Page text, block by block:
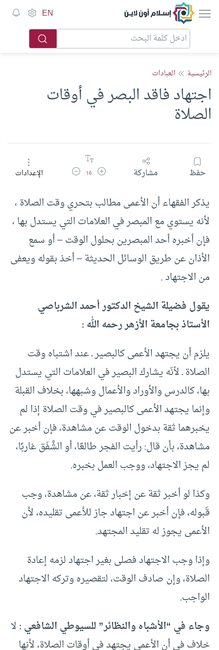
إسلام أون لاين EN
الرئيسية العبادات
اجتهاد فاقد البصر في أوقات
الصلاة
حفظ مشاركة زيادة حجم الخط
16 تقليل حجم الخطالإعدادات
يذكر الفقهاء أن الأعمى مطالب بتحري وقت الصلاة ،
لأنه يستوي مع المبصر في العلامات التي يستدل بها ،
فإن أخبره أحد المبصرين بحلول الوقت – أو سمع
الأذان عن طريق الوسائل الحديثة – أخذ بقوله ويعفى
من الاجتهاد .
يقول فضيلة الشيخ الدكتور أحمد الشرباصي
الأستاذ بجامعة الأزهر رحمه الله :
يلزم أن يجتهد الأعمى كالبصير ـ عند اشتباه وقت
الصلاة ـ لأنّه يشارك البصير في العلامات التي يستدل
بها، كالدرس والأوراد والأعمال وشبهها، بخلاف القبلة
وإنما يجتهد الأعمى كالبصير في وقت الصلاة إذا لم
يخبرهما ثقة بدخول الوقت عن مشاهدة، فإن أخبر عن
مشاهدة، بأن قال: رأيت الفجر طالعًا، أو الشَّفَق غاربًا،
لم يجز الاجتهاد، ووجب العمل بخبره.
وكذا لو أخبر ثقة عن إخبار ثقة، عن مشاهدة، وجب
قَبوله، فإن أخبر عن اجتهاد جاز للأعمى تقليده، لأن
الأعمى يجوز له تقليد المجتهد.
وإذا وجب الاجتهاد فصلى بغير اجتهاد لزمه إعادة
الصلاة، وإن صادف الوقت، لتقصيره وتركه الاجتهاد
الواجب.
وجاء في “الأشباه والنظائر” للسيوطي الشافعي :لا
خلاف في أن الأعمى يجتهد في أوقات الصلاة، لأنها